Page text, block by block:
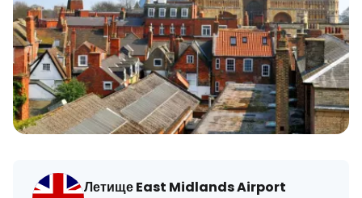
Летище East Midlands Airport